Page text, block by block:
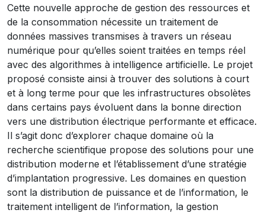
Cette nouvelle approche de gestion des ressources et
de la consommation nécessite un traitement de
données massives transmises à travers un réseau
numérique pour qu’elles soient traitées en temps réel
avec des algorithmes à intelligence artificielle. Le projet
proposé consiste ainsi à trouver des solutions à court
et à long terme pour que les infrastructures obsolètes
dans certains pays évoluent dans la bonne direction
vers une distribution électrique performante et efficace.
Il s’agit donc d’explorer chaque domaine où la
recherche scientifique propose des solutions pour une
distribution moderne et l’établissement d’une stratégie
d’implantation progressive. Les domaines en question
sont la distribution de puissance et de l’information, le
traitement intelligent de l’information, la gestion